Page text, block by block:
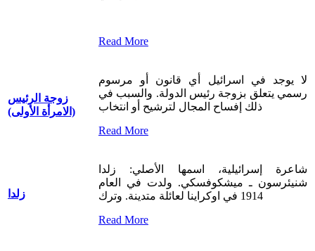
Read More
زوجة الرئيس
(الامرأة الأولى)
لا يوجد في اسرائيل أي قانون أو مرسوم
رسمي يتعلق بزوجة رئيس الدولة. والسبب في
ذلك إفساح المجال لترشيح أو انتخاب
Read More
زلدا
شاعرة إسرائيلية، اسمها الأصلي: زلدا
شنيئرسون ـ ميشكوفسكي. ولدت في العام
1914 في اوكراينا لعائلة متدينة. وترك
Read More